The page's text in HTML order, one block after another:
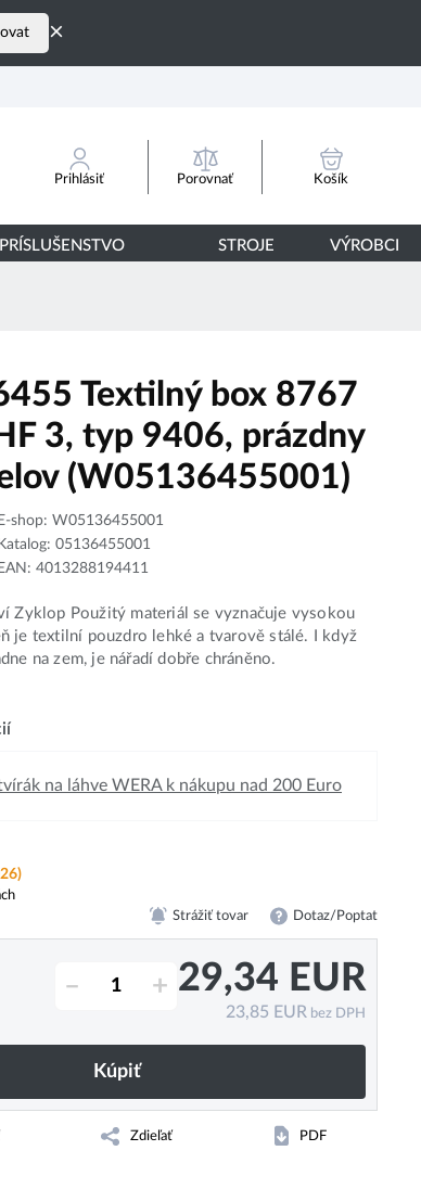
×
Prihlásiť Porovnať Košík
PRÍSLUŠENSTVO STROJE VÝROBCI
Textilný box 8767
3, typ 9406, prázdny
(W05136455001)
E-shop: W05136455001
Katalog: 05136455001
EAN: 4013288194411
Zyklop Použitý materiál se vyznačuje vysokou
je textilní pouzdro lehké a tvarově stálé. I když
na zem, je nářadí dobře chráněno.
na láhve WERA k nákupu nad 200 Euro
Strážiť tovar Dotaz/Poptat
– + 29,34 EUR
23,85 EUR bez DPH
Kúpiť
Zdieľať PDF